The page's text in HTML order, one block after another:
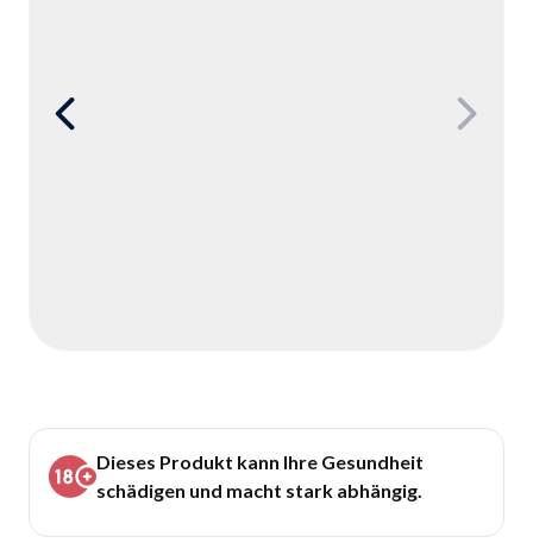
Dieses Produkt kann Ihre Gesundheit
schädigen und macht stark abhängig.